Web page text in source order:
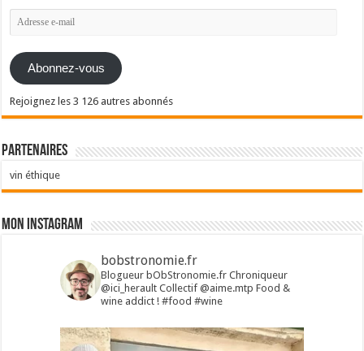
Adresse
e-
Abonnez-vous
Rejoignez les 3 126 autres abonnés
Partenaires
vin éthique
Mon Instagram
bobstronomie.fr
Blogueur bObStronomie.fr Chroniqueur
@ici_heraultCollectif @aime.mtp Food &
wine addict !#food #wine